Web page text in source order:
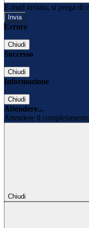
E-mail inviata, si prega di
Errore
Chiudi
Successo
Chiudi
Informazione
Chiudi
Attendere...
Attendere il
Chiudi